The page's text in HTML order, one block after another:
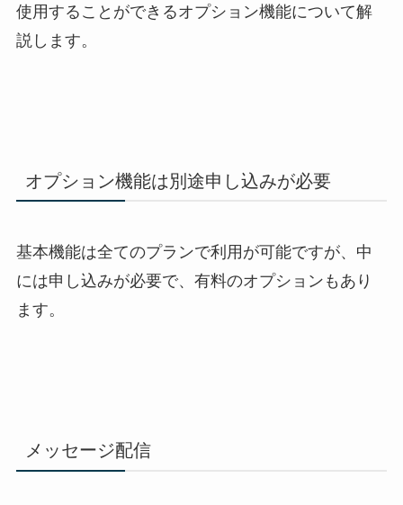
使用することができるオプション機能について解
説します。
オプション機能は別途申し込みが必要
基本機能は全てのプランで利用が可能ですが、中
には申し込みが必要で、有料のオプションもあり
ます。
メッセージ配信